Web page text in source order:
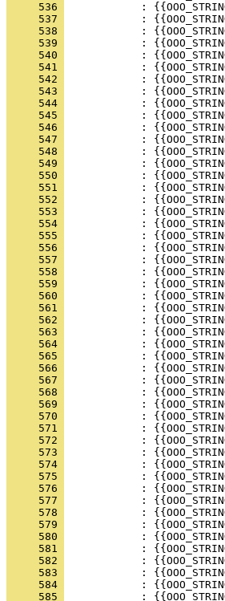
     536
     537
     538
     539
     540
     541
     542
     543
     544
     545
     546
     547
     548
     549
     550
     551
     552
     553
     554
     555
     556
     557
     558
     559
     560
     561
     562
     563
     564
     565
     566
     567
     568
     569
     570
     571
     572
     573
     574
     575
     576
     577
     578
     579
     580
     581
     582
     583
     584
     585